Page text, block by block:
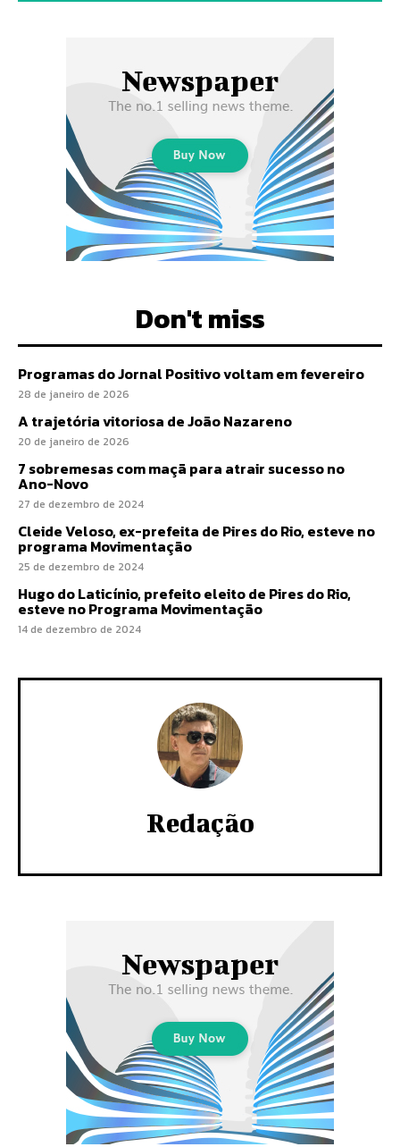
Don't miss
Programas do Jornal Positivo voltam em fevereiro
28 de janeiro de 2026
A trajetória vitoriosa de João Nazareno
20 de janeiro de 2026
7 sobremesas com maçã para atrair sucesso no
Ano-Novo
27 de dezembro de 2024
Cleide Veloso, ex-prefeita de Pires do Rio, esteve no
programa Movimentação
25 de dezembro de 2024
Hugo do Laticínio, prefeito eleito de Pires do Rio,
esteve no Programa Movimentação
14 de dezembro de 2024
Redação